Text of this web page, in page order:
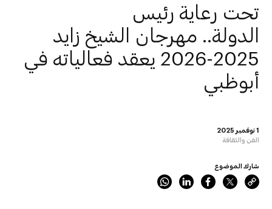
الفن والثقافة
تحت رعاية رئيس
الدولة.. مهرجان الشيخ زايد
2025-2026 يعقد فعالياته في
أبوظبي
شارك الموضوع